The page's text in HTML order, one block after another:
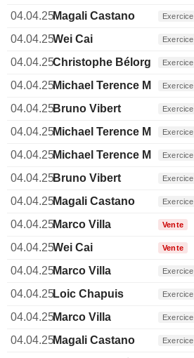
04.04.25Magali Castano Exercice
04.04.25Wei Cai Exercice
04.04.25Christophe BélorgeotExercice
04.04.25Michael Terence McGuinty
Exercice
04.04.25Bruno Vibert Exercice
04.04.25Michael Terence McGuinty
Exercice
04.04.25Michael Terence McGuinty
Exercice
04.04.25Bruno Vibert Exercice
04.04.25Magali Castano Exercice
04.04.25Marco Villa Vente
04.04.25Wei Cai Vente
04.04.25Marco Villa Exercice
04.04.25Loic Chapuis Exercice
04.04.25Marco Villa Exercice
04.04.25Magali Castano Exercice